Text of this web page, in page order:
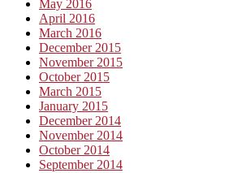
May 2016
April 2016
March 2016
December 2015
November 2015
October 2015
March 2015
January 2015
December 2014
November 2014
October 2014
September 2014